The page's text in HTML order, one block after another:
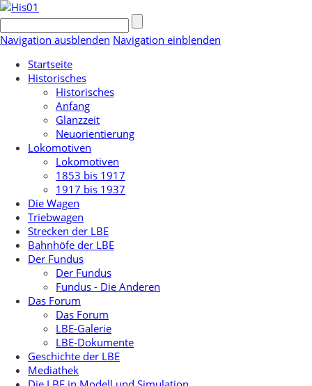
Navigation ausblenden Navigation einblenden
Startseite
Historisches
Historisches
Anfang
Glanzzeit
Neuorientierung
Lokomotiven
Lokomotiven
1853 bis 1917
1917 bis 1937
Die Wagen
Triebwagen
Strecken der LBE
Bahnhöfe der LBE
Der Fundus
Der Fundus
Fundus - Die Anderen
Das Forum
Das Forum
LBE-Galerie
LBE-Dokumente
Geschichte der LBE
Mediathek